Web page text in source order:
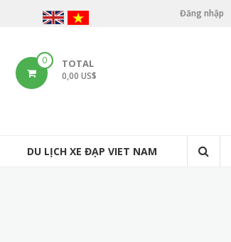
U
Đăng nhập
0 TOTAL
0,00 US$
DU LỊCH XE ĐẠP VIET NAM